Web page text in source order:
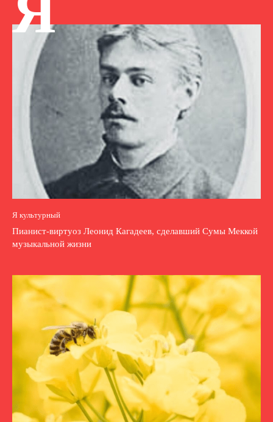
Я культурный
Пианист-виртуоз Леонид Кагадеев, сделавший Сумы Меккой
музыкальной жизни